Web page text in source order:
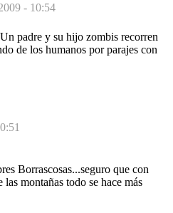
- 10:54
padre y su hijo zombis recorren
de los humanos por parajes con
Borrascosas...seguro que con
montañas todo se hace más